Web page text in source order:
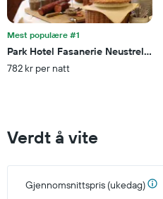
Mest populære #1
Park Hotel Fasanerie Neustrelitz
782 kr per natt
Verdt å vite
Gjennomsnittspris (ukedag)